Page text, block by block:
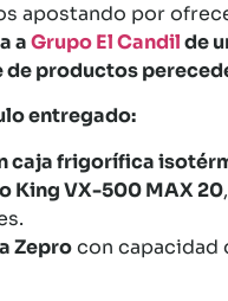
apostando por
aGrupo El Candilde
productos
entregado:
caja frigorífica
King VX-500 MAX 20
Zeprocon capacidad